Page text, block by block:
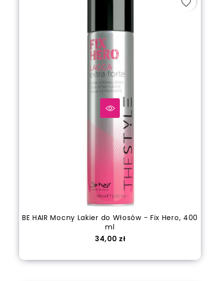
BE HAIR Mocny Lakier do Włosów - Fix Hero, 400
ml
Cena
34,00 zł